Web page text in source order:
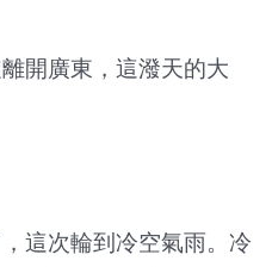
開廣東，這潑天的大
這次輪到冷空氣雨。冷